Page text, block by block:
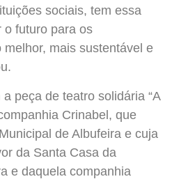
sociais, tem essa
o futuro para os
mais sustentável e
peça de teatro solidária “A
Crinabel, que
de Albufeira e cuja
da Santa Casa da
e daquela companhia